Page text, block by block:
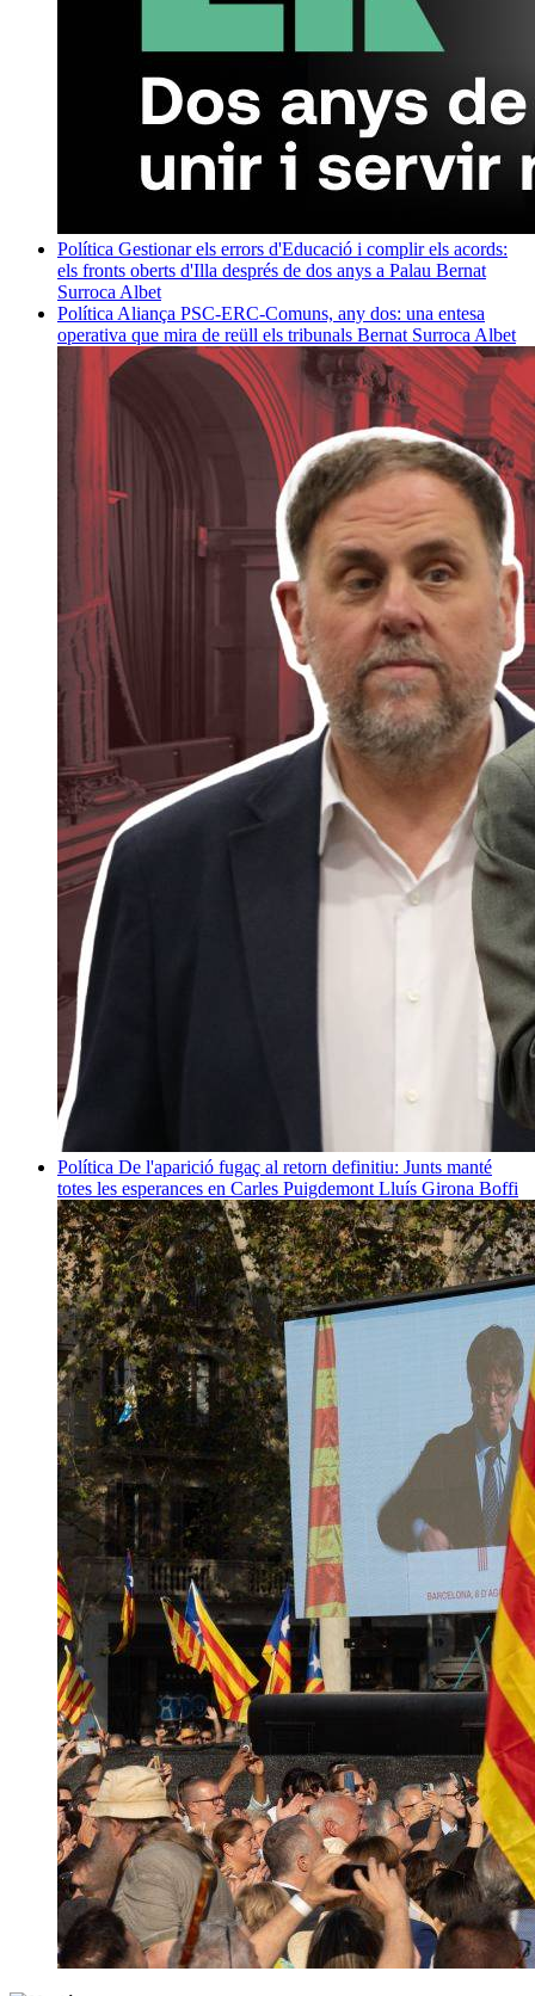
Política Gestionar els errors d'Educació i complir els acords:
els fronts oberts d'Illa després de dos anys a Palau Bernat
Surroca Albet
Política Aliança PSC-ERC-Comuns, any dos: una entesa
operativa que mira de reüll els tribunals Bernat Surroca Albet
Política De l'aparició fugaç al retorn definitiu: Junts manté
totes les esperances en Carles Puigdemont Lluís Girona Boffi